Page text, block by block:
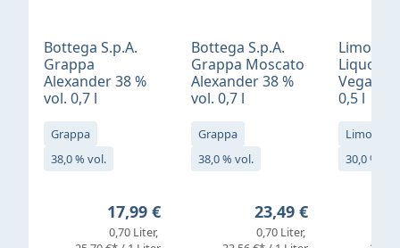
Bottega S.p.A.
Grappa
Alexander 38 %
vol. 0,7 l
Grappa
38,0 % vol.
Regulärer Preis:
17,99 €
0,70 Liter
Bottega S.p.A.
Grappa Moscato
Alexander 38 %
vol. 0,7 l
Grappa
38,0 % vol.
Regulärer Preis:
23,49 €
0,70 Liter
Liquore
Vegan
0,5 l
30,0 % vol.